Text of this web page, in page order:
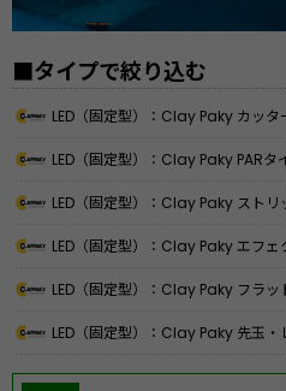
■タイプで絞り込む
LED（固定型）：Clay Paky カッタ
LED（固定型）：Clay Paky PARタ
LED（固定型）：Clay Paky ストリ
LED（固定型）：Clay Paky エフェ
LED（固定型）：Clay Paky フラッ
LED（固定型）：Clay Paky 先玉・